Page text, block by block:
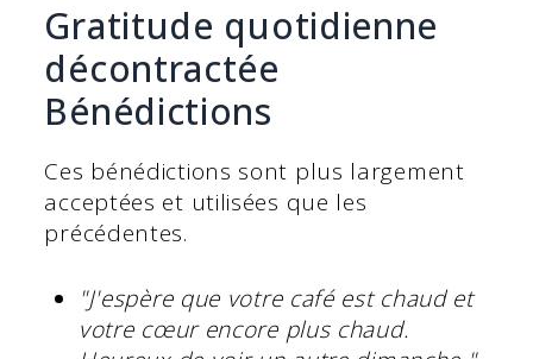
Gratitude quotidienne
décontractée
Bénédictions
Ces bénédictions sont plus largement
acceptées et utilisées que les
précédentes.
"J'espère que votre café est chaud et
votre cœur encore plus chaud.